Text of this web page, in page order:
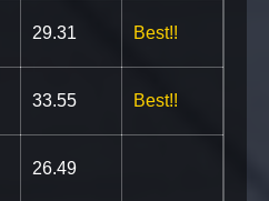
https://youtu.be/-29Ac-
29.31 Best!!
https://youtu.be/
33.55 Best!!
https://youtu.be/Dhn-
26.49